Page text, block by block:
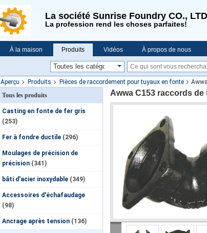
La société Sunrise Foundry CO.,
La profession rend les choses parfaites!
À la maison Produits Vidéos À propos de nous
Demande de soumission Nouvelles
Aperçu Produits Pièces de raccordement pour tuyaux en fonte
Tous les produits
Casting en fonte de fer gris
(253)
Fer à fondre ductile (296)
Moulages de précision de
précision (341)
bâti d'acier inoxydable (349)
Accessoires d'échafaudage
(98)
Ancrage après tension (136)
Awwa C153 raccords